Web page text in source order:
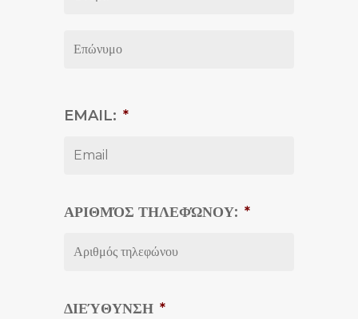
EMAIL: *
ΑΡΙΘΜΌΣ ΤΗΛΕΦΏΝΟΥ: *
ΔΙΕΎΘΥΝΣΗ *